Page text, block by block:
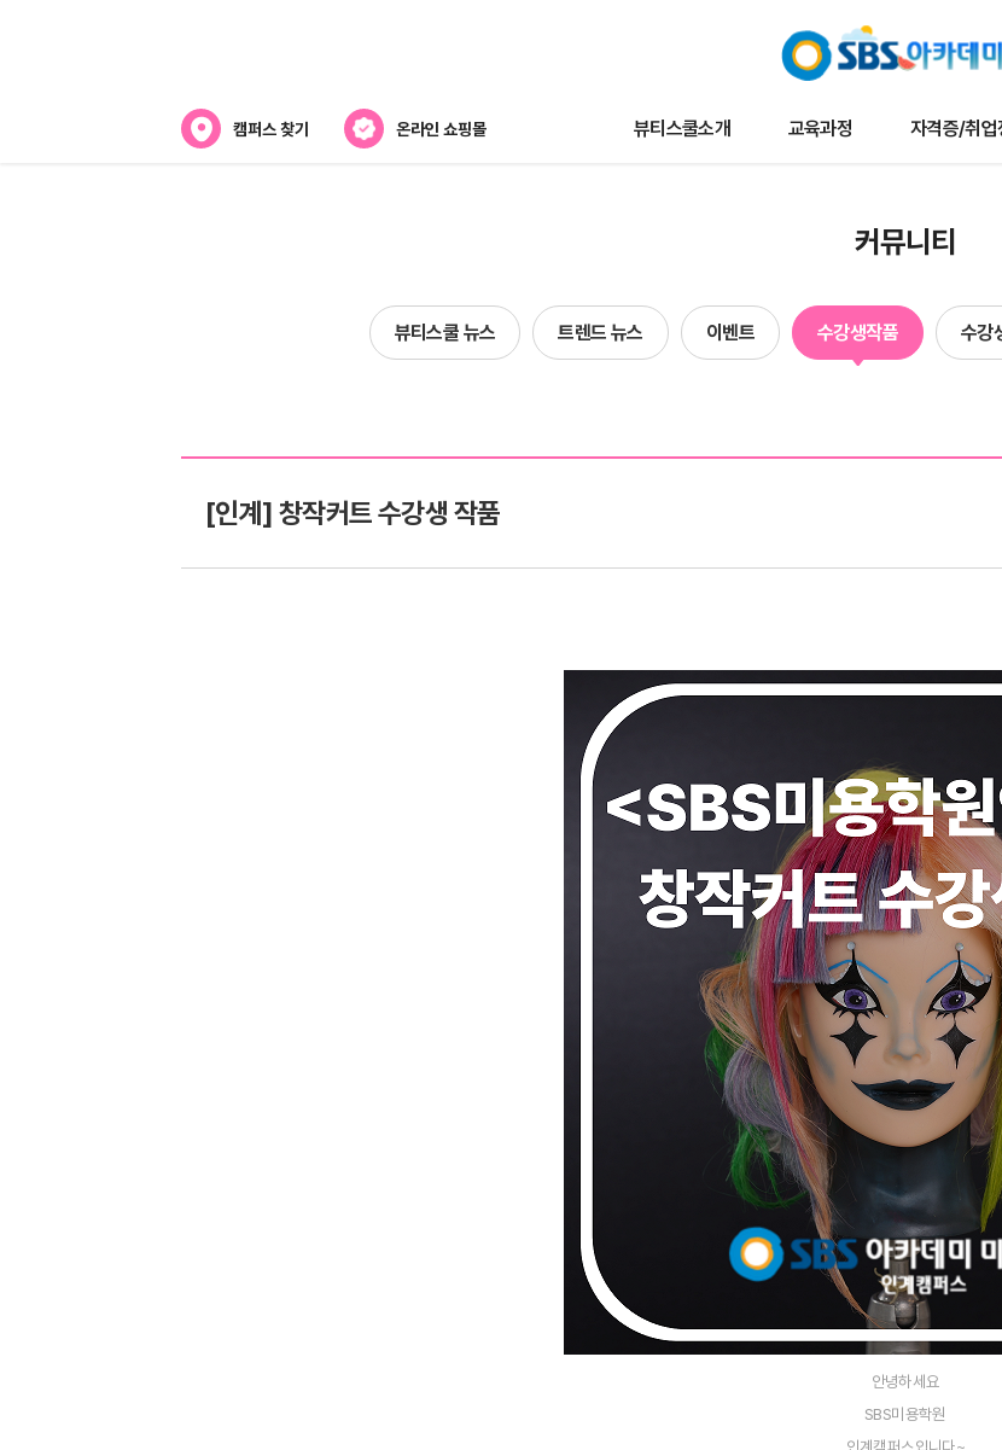
캠퍼스 찾기 온라인 쇼핑몰 뷰티스쿨소개 교육과정 자격증/취업
메이크업
스타일리스트
자격증정보
자료실
커뮤니티
뷰티스쿨 뉴스 트렌드 뉴스 이벤트 수강생작품 수강
[인계] 창작커트 수강생 작품
안녕하세요
SBS미용학원